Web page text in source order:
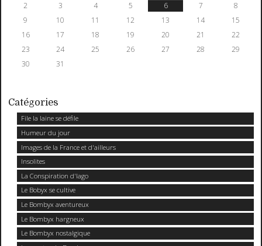
2
3 4 5 6 7
8
9
10 11 12 13 14
15
16
17 18 19 20 21
22
23
24 25 26 27 28
29
30
31
Catégories
File la laine se défile
Humeur du jour
Images de la France et d'ailleurs
Insolites
La Conspiration d'Iago
Le Bobyx se cultive
Le Bombyx aventureux
Le Bombyx hargneux
Le Bombyx nostalgique